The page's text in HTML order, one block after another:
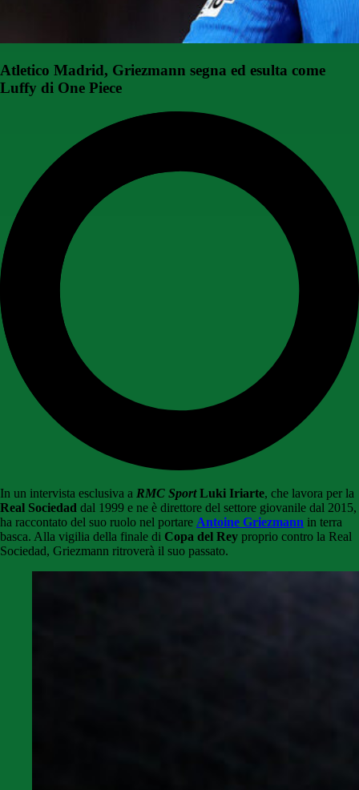
Atletico Madrid, Griezmann segna ed esulta come
Luffy di One Piece
In un intervista esclusiva a RMC Sport Luki Iriarte, che lavora per la
Real Sociedad dal 1999 e ne è direttore del settore giovanile dal 2015,
ha raccontato del suo ruolo nel portare Antoine Griezmann in terra
basca. Alla vigilia della finale di Copa del Rey proprio contro la Real
Sociedad, Griezmann ritroverà il suo passato.